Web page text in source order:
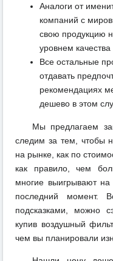
Аналоги от
компаний с
свою продукцию
уровнем качества
Все остальные
отдавать
рекомендациях
дешево в этом
Мы предлагаем
следим за тем, чтобы
на рынке, как по
как правило, чем
многие выигрывают
последний момент.
подсказками, можно
купив воздушный
чем вы планировали